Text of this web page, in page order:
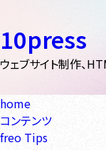
10press
ウェブサイト制作、
home
コンテンツ
freo Tips